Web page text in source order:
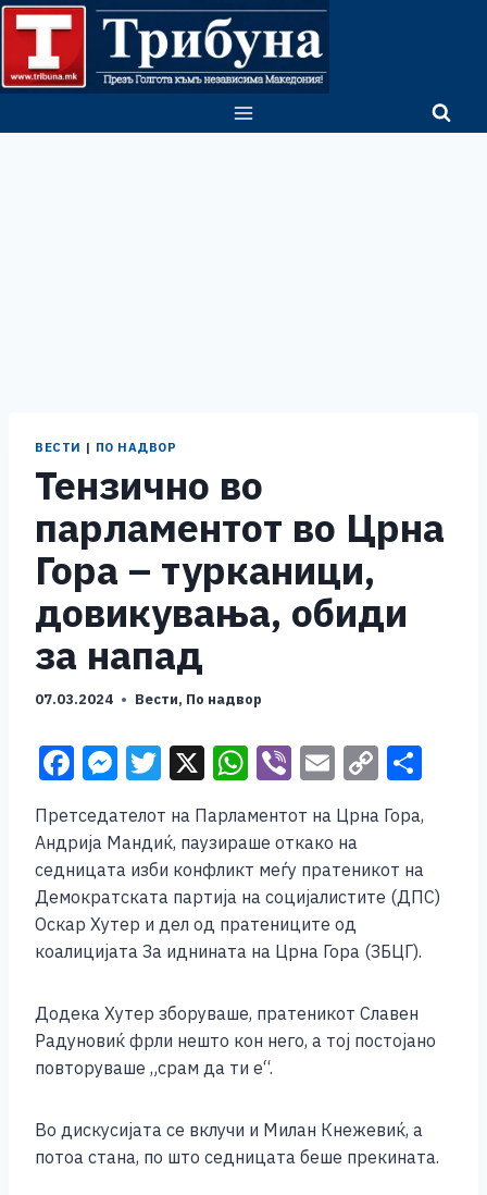
Skip
content
ВЕСТИ | ПО НАДВОР
Тензично во
парламентот во Црна
Гора – турканици,
довикувања, обиди
за напад
07.03.2024 Вести, По надвор
F
c
e
b
o
o
k
M
ss
e
n
g
er
T
tt
er
X W
at
s
A
p
p
Vi
er
E
m
ai
l
C
o
p
y
Li
n
k
ar
e
Претседателот на Парламентот на Црна Гора,
Андрија Мандиќ, паузираше откако на
седницата изби конфликт меѓу пратеникот на
Демократската партија на социјалистите (ДПС)
Оскар Хутер и дел од пратениците од
коалицијата За иднината на Црна Гора (ЗБЦГ).
Додека Хутер зборуваше, пратеникот Славен
Радуновиќ фрли нешто кон него, а тој постојано
повторуваше „срам да ти е“.
Во дискусијата се вклучи и Милан Кнежевиќ, а
потоа стана, по што седницата беше прекината.